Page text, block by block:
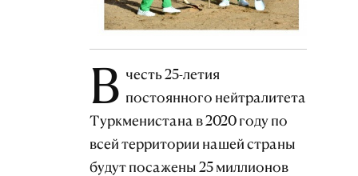
В честь 25-летия
постоянного нейтралитета
Туркменистана в 2020 году по
всей территории нашей страны
будут посажены 25 миллионов